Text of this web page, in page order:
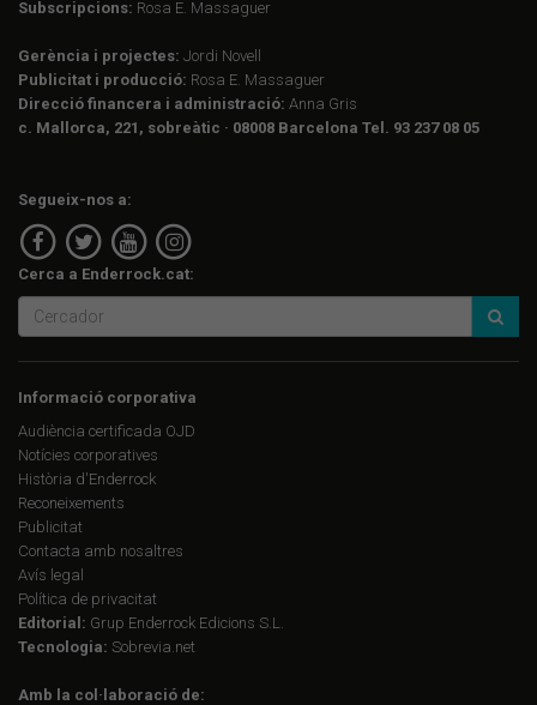
Subscripcions: Rosa E. Massaguer
Gerència i projectes: Jordi Novell
Publicitat i producció: Rosa E. Massaguer
Direcció financera i administració: Anna Gris
c. Mallorca, 221, sobreàtic · 08008 Barcelona Tel. 93 237 08 05
Segueix-nos a:
Cerca a Enderrock.cat:
Informació corporativa
Audiència certificada OJD
Notícies corporatives
Història d'Enderrock
Reconeixements
Publicitat
Contacta amb nosaltres
Avís legal
Política de privacitat
Editorial: Grup Enderrock Edicions S.L.
Tecnologia: Sobrevia.net
Amb la col·laboració de: